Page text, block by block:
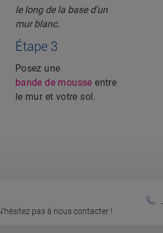
Étape 3
Posez une
bande de mousse entre
le mur et votre sol.
pas à nous contacter !